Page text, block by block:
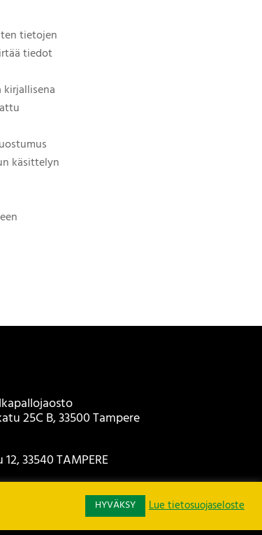
tietojen
tiedot
käsittelyn
25C B, 33500 Tampere
33540 TAMPERE
710 8466 (toimisto)
800 505 (toimistopäällikkö)
HYVÄKSY Lue tietosuojaseloste